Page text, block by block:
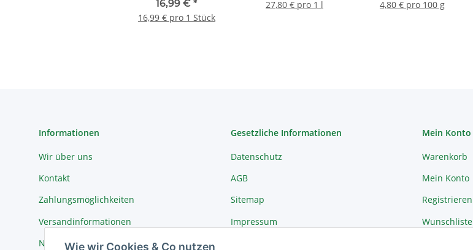
Wie wir Cookies & Co nutzen
19x22,9x6cm
16,99 € *
16,99 € pro 1 Stück
27,80 € pro 1 l
4,80 € pro 100 g
Informationen
Wir über uns
Kontakt
Zahlungsmöglichkeiten
Versandinformationen
Newsletter
Gesetzliche Informationen
Datenschutz
AGB
Sitemap
Impressum
Mein Konto
Warenkorb
Mein Konto
Registrieren
Wunschliste